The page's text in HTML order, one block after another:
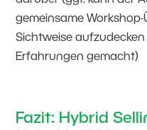
gemeinsame
Sichtweise
Erfahrungen gemacht)
Fazit: Hybrid